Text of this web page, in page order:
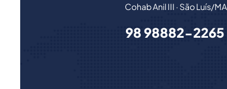
Cohab Anil III · São Luís/MA
98 98882-2265